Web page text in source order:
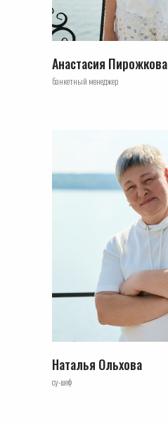
Анастасия Пирожкова
банкетный менеджер
Наталья Ольхова
су-шеф